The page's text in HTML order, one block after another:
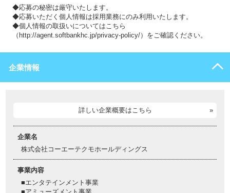
◆応募の秘密は厳守いたします。
◆応募いただく個人情報は採用業務にのみ利用いたします。
◆個人情報の取扱いについてはこちら
（http://agent.softbankhc.jp/privacy-policy/）をご確認ください。
企業情報
詳しい企業概要はこちら
企業名
株式会社コーエーテクモホールディングス
事業内容
■エンタテインメント事業